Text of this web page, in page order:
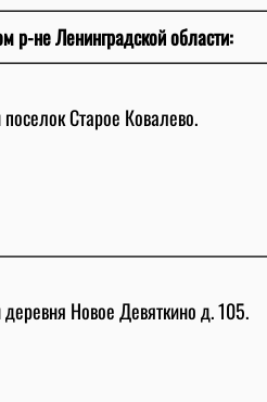
р-не Ленинградской области:
Старое Ковалево.
Новое Девяткино д. 105.